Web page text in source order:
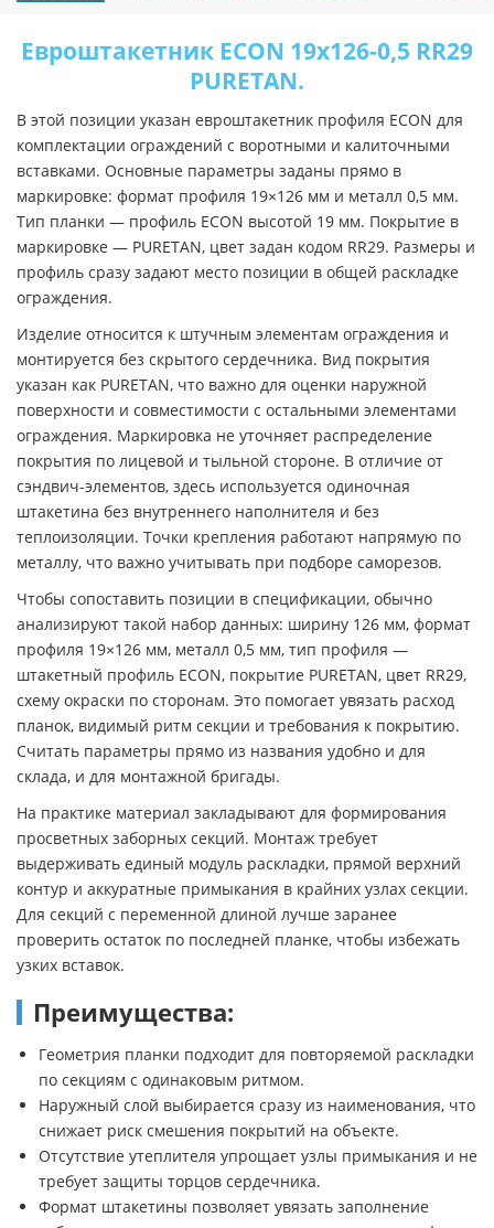
Евроштакетник ECON 19х126-0,5 RR29
PURETAN.
В этой позиции указан евроштакетник профиля ECON для
комплектации ограждений с воротными и калиточными
вставками. Основные параметры заданы прямо в
маркировке: формат профиля 19×126 мм и металл 0,5 мм.
Тип планки — профиль ECON высотой 19 мм. Покрытие в
маркировке — PURETAN, цвет задан кодом RR29. Размеры и
профиль сразу задают место позиции в общей раскладке
ограждения.
Изделие относится к штучным элементам ограждения и
монтируется без скрытого сердечника. Вид покрытия
указан как PURETAN, что важно для оценки наружной
поверхности и совместимости с остальными элементами
ограждения. Маркировка не уточняет распределение
покрытия по лицевой и тыльной стороне. В отличие от
сэндвич-элементов, здесь используется одиночная
штакетина без внутреннего наполнителя и без
теплоизоляции. Точки крепления работают напрямую по
металлу, что важно учитывать при подборе саморезов.
Чтобы сопоставить позиции в спецификации, обычно
анализируют такой набор данных: ширину 126 мм, формат
профиля 19×126 мм, металл 0,5 мм, тип профиля —
штакетный профиль ECON, покрытие PURETAN, цвет RR29,
схему окраски по сторонам. Это помогает увязать расход
планок, видимый ритм секции и требования к покрытию.
Считать параметры прямо из названия удобно и для
склада, и для монтажной бригады.
На практике материал закладывают для формирования
просветных заборных секций. Монтаж требует
выдерживать единый модуль раскладки, прямой верхний
контур и аккуратные примыкания в крайних узлах секции.
Для секций с переменной длиной лучше заранее
проверить остаток по последней планке, чтобы избежать
узких вставок.
Преимущества:
Геометрия планки подходит для повторяемой раскладки
по секциям с одинаковым ритмом.
Наружный слой выбирается сразу из наименования, что
снижает риск смешения покрытий на объекте.
Отсутствие утеплителя упрощает узлы примыкания и не
требует защиты торцов сердечника.
Формат штакетины позволяет увязать заполнение